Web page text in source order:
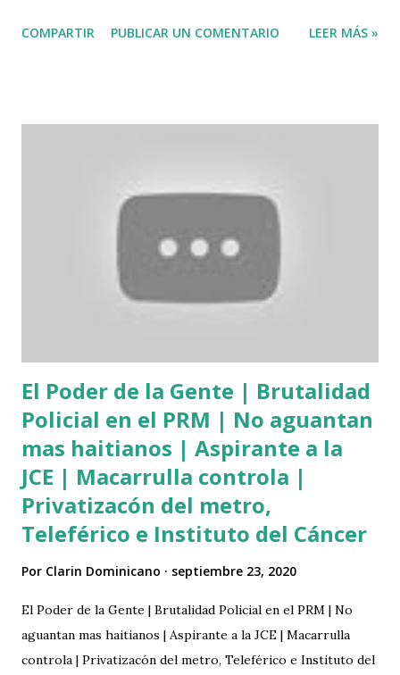
luego de tener años dándose a conocer por sus problemas
YouTube, donde acumula un total de 15, 771,756 vistas. Entre
otras personalidades que han utilizado esta pegajosa
canción para viralizar sus videos está Gianluca Vacchi junto
cantante mexicana Thalia y el actor español Mario Casas.
COMPARTIR PUBLICAR UN COMENTARIO LEER MÁS »
El Poder de la Gente | Brutalidad
Policial en el PRM | No aguantan
mas haitianos | Aspirante a la
JCE | Macarrulla controla |
Privatizacón del metro,
Teleférico e Instituto del Cáncer
Por Clarin Dominicano septiembre 23, 2020
El Poder de la Gente | Brutalidad Policial en el PRM | No
aguantan mas haitianos | Aspirante a la JCE | Macarrulla
controla | Privatizacón del metro, Teleférico e Instituto del